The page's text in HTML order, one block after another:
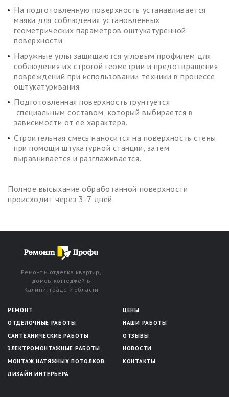
На подготовленную поверхность устанавливается
маяки для соблюдения установленных
геометрических параметров оштукатуренной
поверхности.
Наружные углы защищаются угловым профилем для
соблюдения их строгой геометрии и предотвращения
повреждений при использовании техники в процессе
оштукатуривания.
Подготовленная поверхность грунтуется
специальным составом, который выбирается в
зависимости от ее характера.
Строительная смесь наносится на поверхность стены
при помощи штукатурной станции, затем
выравнивается и разглаживается.
Полное высыхание обработанной поверхности
происходит через 3-7 дней.
Ремонт и отделка квартир,
домов, коттеджей в
Калининграде и области
РЕМОНТ
ОТДЕЛОЧНЫЕ РАБОТЫ
САНТЕХНИЧЕСКИЕ РАБОТЫ
ЭЛЕКТРОМОНТАЖНЫЕ РАБОТЫ
МОНТАЖ НАТЯЖНЫХ ПОТОЛКОВ
ДИЗАЙН ИНТЕРЬЕРА
ЦЕНЫ
НАШИ РАБОТЫ
ОТЗЫВЫ
НОВОСТИ
КОНТАКТЫ